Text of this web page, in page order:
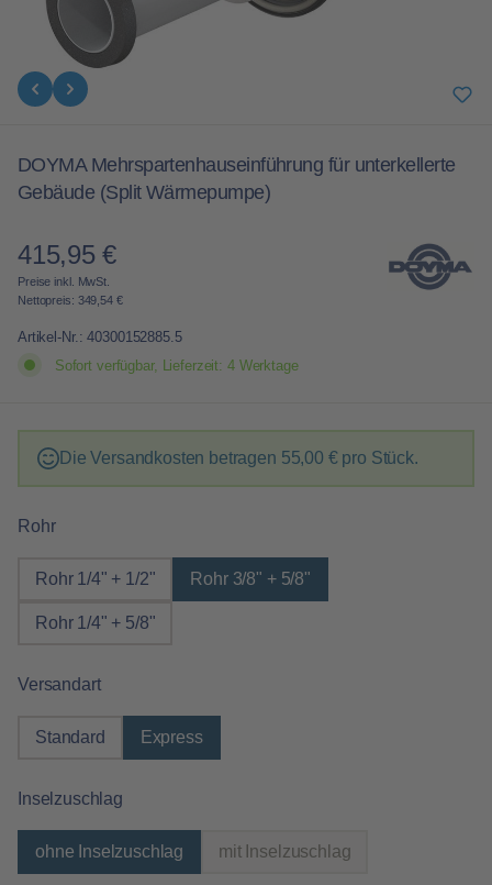
DOYMA Mehrspartenhauseinführung für unterkellerte
Gebäude (Split Wärmepumpe)
Regulärer Preis:
415,95 €
Preise inkl. MwSt.
Nettopreis: 349,54 €
Artikel-Nr.:40300152885.5
Sofort verfügbar, Lieferzeit: 4 Werktage
Die Versandkosten betragen 55,00 € pro Stück.
Rohrauswählen
Rohr 1/4" + 1/2" Rohr 3/8" + 5/8"
Rohr 1/4" + 5/8"
Versandartauswählen
Standard Express
Inselzuschlagauswählen
ohne Inselzuschlag mit Inselzuschlag